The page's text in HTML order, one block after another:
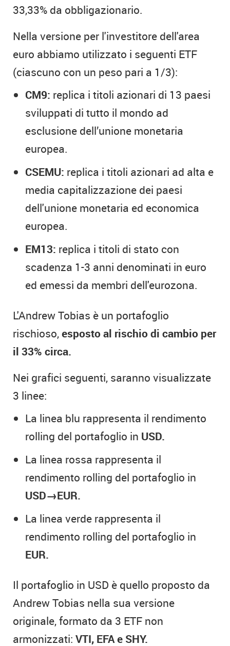
33,33% da obbligazionario.
Nella versione per l'investitore dell'area
euro abbiamo utilizzato i seguenti ETF
(ciascuno con un peso pari a 1/3):
CM9: replica i titoli azionari di 13 paesi
sviluppati di tutto il mondo ad
esclusione dell’unione monetaria
europea.
CSEMU: replica i titoli azionari ad alta e
media capitalizzazione dei paesi
dell'unione monetaria ed economica
europea.
EM13: replica i titoli di stato con
scadenza 1-3 anni denominati in euro
ed emessi da membri dell'eurozona.
L'Andrew Tobias è un portafoglio
rischioso,esposto al rischio di cambio per
il 33% circa.
Nei grafici seguenti, saranno visualizzate
3 linee:
La linea blu rappresenta il rendimento
rolling del portafoglio in USD.
La linea rossa rappresenta il
rendimento rolling del portafoglio in
USD→EUR.
La linea verde rappresenta il
rendimento rolling del portafoglio in
EUR.
Il portafoglio in USD è quello proposto da
Andrew Tobias nella sua versione
originale, formato da 3 ETF non
armonizzati: VTI, EFA e SHY.